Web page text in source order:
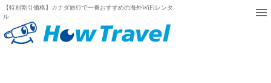
【特別割引価格】カナダ旅行で一番おすすめの海外WiFiレンタ
ル